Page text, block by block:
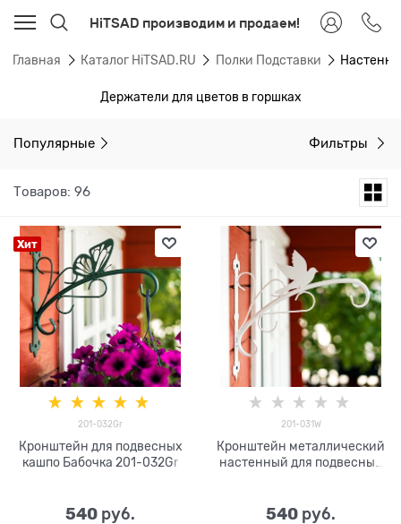
HiTSAD производим и продаем!
Главная Каталог HiTSAD.RU Полки Подставки
Держатели для цветов в горшках
Популярные Фильтры
Товаров: 96
Хит
201-032Gr
Кронштейн для подвесных
кашпо Бабочка 201-032Gr
540 руб.
201-031W
Кронштейн металлический
настенный для подвесных
540 руб.